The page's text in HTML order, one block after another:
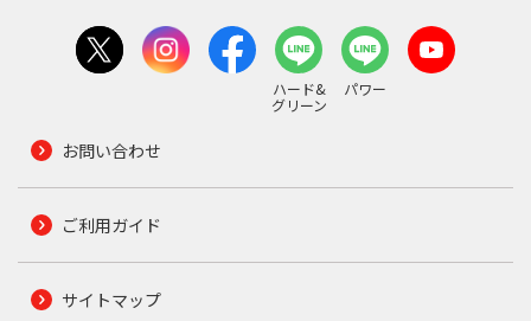
ハード&
グリーン
パワー
お問い合わせ
ご利用ガイド
サイトマップ